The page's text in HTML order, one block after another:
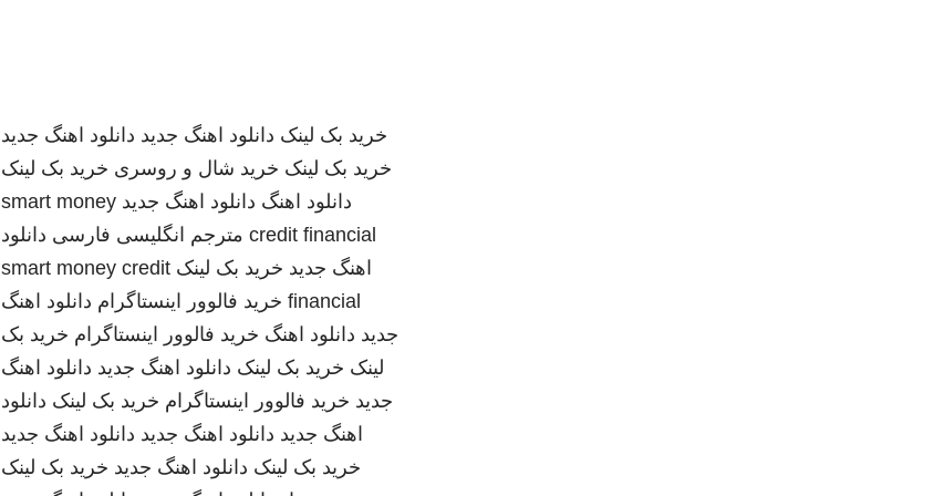
خرید بک لینک دانلود اهنگ جدید دانلود اهنگ جدید
خرید بک لینک خرید شال و روسری خرید بک لینک
دانلود اهنگ دانلود اهنگ جدید smart money
credit financial مترجم انگلیسی فارسی دانلود
اهنگ جدید خرید بک لینک smart money credit
financial خرید فالوور اینستاگرام دانلود اهنگ
جدید دانلود اهنگ خرید فالوور اینستاگرام خرید بک
لینک خرید بک لینک دانلود اهنگ جدید دانلود اهنگ
جدید خرید فالوور اینستاگرام خرید بک لینک دانلود
اهنگ جدید دانلود اهنگ جدید دانلود اهنگ جدید
خرید بک لینک دانلود اهنگ جدید خرید بک لینک